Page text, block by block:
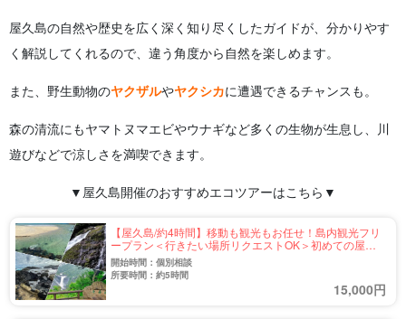
屋久島の自然や歴史を広く深く知り尽くしたガイドが、分かりやす
く解説してくれるので、違う角度から自然を楽しめます。
また、野生動物のヤクザルやヤクシカに遭遇できるチャンスも。
森の清流にもヤマトヌマエビやウナギなど多くの生物が生息し、川
遊びなどで涼しさを満喫できます。
▼屋久島開催のおすすめエコツアーはこちら▼
【屋久島/約4時間】移動も観光もお任せ！島内観光フリ
ープラン＜行きたい場所リクエストOK＞初めての屋久
島や家族旅行、社員旅行にも♪（No.56）
開始時間：個別相談
所要時間：約5時間
15,000円